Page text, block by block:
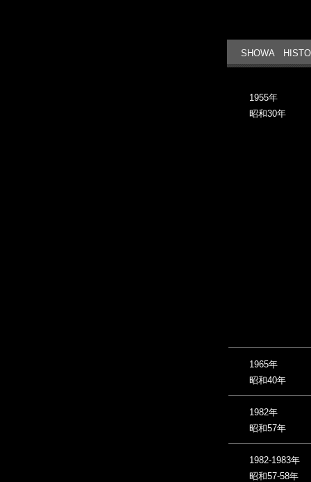
SHOWA
1955年
昭和30年
1965年
昭和40年
1982年
昭和57年
1982-1983年
昭和57-58年